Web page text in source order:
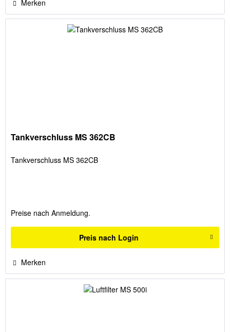
Merken
Tankverschluss MS 362CB
Tankverschluss MS 362CB
Preise nach Anmeldung.
Preis nach Login
Merken